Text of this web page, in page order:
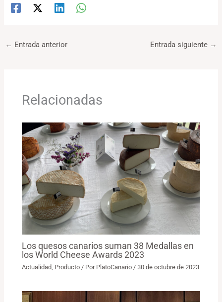
← Entrada anterior Entrada siguiente →
Relacionadas
Los quesos canarios suman 38 Medallas en
los World Cheese Awards 2023
Actualidad Producto / Por PlatoCanario /30 de octubre de 2023